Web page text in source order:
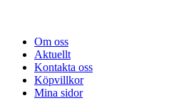
Om oss
Aktuellt
Kontakta oss
Köpvillkor
Mina sidor